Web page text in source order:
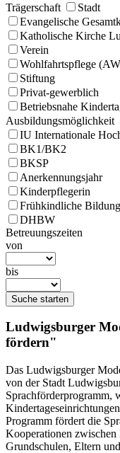
Trägerschaft
Stadt
Evangelische
Katholische Kirche
Verein
Wohlfahrtspflege
Stiftung
Privat-gewerblich
Betriebsnahe
Ausbildungsmöglichkeit
IU Internationale
BK1/BK2
BKSP
Anerkennungsjahr
Kinderpflegerin
Frühkindliche
DHBW
Betreuungszeiten
von
bis
Suche starten
Ludwigsburger
fördern"
Das Ludwigsburger
von der Stadt
Sprachförderprogramm,
Programm fördert die
Kooperationen
Grundschulen, Eltern